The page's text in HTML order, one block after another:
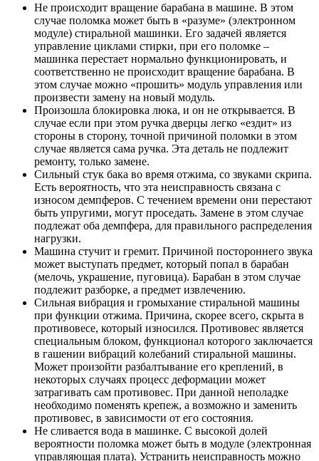
Не происходит вращение барабана в машине. В этом
случае поломка может быть в «разуме» (электронном
модуле) стиральной машинки. Его задачей является
управление циклами стирки, при его поломке –
машинка перестает нормально функционировать, и
соответственно не происходит вращение барабана. В
этом случае можно «прошить» модуль управления или
произвести замену на новый модуль.
Произошла блокировка люка, и он не открывается. В
случае если при этом ручка дверцы легко «ездит» из
стороны в сторону, точной причиной поломки в этом
случае является сама ручка. Эта деталь не подлежит
ремонту, только замене.
Сильный стук бака во время отжима, со звуками скрипа.
Есть вероятность, что эта неисправность связана с
износом демпферов. С течением времени они перестают
быть упругими, могут проседать. Замене в этом случае
подлежат оба демпфера, для правильного распределения
нагрузки.
Машина стучит и гремит. Причиной постороннего звука
может выступать предмет, который попал в барабан
(мелочь, украшение, пуговица). Барабан в этом случае
подлежит разборке, а предмет извлечению.
Сильная вибрация и громыхание стиральной машины
при функции отжима. Причина, скорее всего, скрыта в
противовесе, который износился. Противовес является
специальным блоком, функционал которого заключается
в гашении вибраций колебаний стиральной машины.
Может произойти разбалтывание его креплений, в
некоторых случаях процесс деформации может
затрагивать сам противовес. При данной неполадке
необходимо поменять крепеж, а возможно и заменить
противовес, в зависимости от его состояния.
Не сливается вода в машинке. С высокой долей
вероятности поломка может быть в модуле (электронная
управляющая плата). Устранить неисправность можно